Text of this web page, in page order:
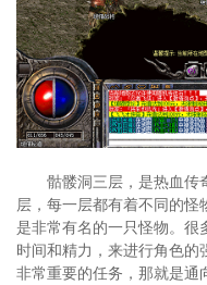
骷髅洞三层，是热血传
层，每一层都有着不同的
是非常有名的一只怪物。很
时间和精力，来进行角色的
非常重要的任务，那就是通